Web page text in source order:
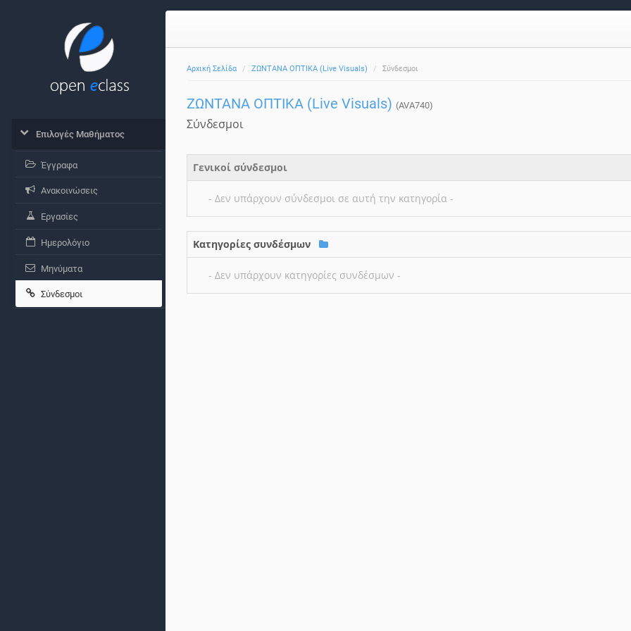
Αρχική Σελίδα ΖΩΝΤΑΝΑ ΟΠΤΙΚΑ (Live Visuals) Σύνδεσμοι
ΖΩΝΤΑΝΑ ΟΠΤΙΚΑ (Live Visuals) (AVA740)
Σύνδεσμοι
Γενικοί σύνδεσμοι
- Δεν υπάρχουν σύνδεσμοι σε αυτή την κατηγορία -
Κατηγορίες συνδέσμων
- Δεν υπάρχουν κατηγορίες συνδέσμων -
Επιλογές Μαθήματος
Έγγραφα
Ανακοινώσεις
Εργασίες
Ημερολόγιο
Μηνύματα
Σύνδεσμοι